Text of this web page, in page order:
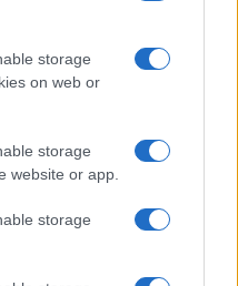
storage
on web or
storage
website or app.
storage